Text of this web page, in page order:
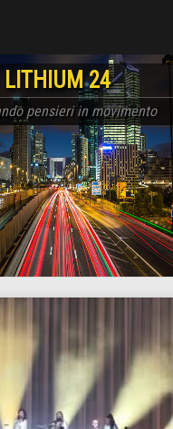
LITHIUM 24
pensieri in movimento